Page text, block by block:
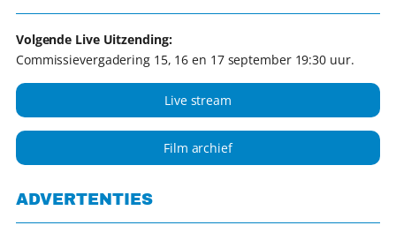
Volgende Live Uitzending:
Commissievergadering 15, 16 en 17 september 19:30 uur.
Live stream
Film archief
ADVERTENTIES